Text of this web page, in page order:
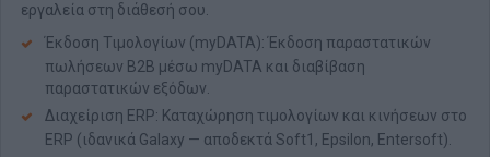
εργαλεία στη διάθεσή σου.
Έκδοση Τιμολογίων (myDATA): Έκδοση παραστατικών
πωλήσεων B2B μέσω myDATA και διαβίβαση
παραστατικών εξόδων.
Διαχείριση ERP: Καταχώρηση τιμολογίων και κινήσεων στο
ERP (ιδανικά Galaxy — αποδεκτά Soft1, Epsilon, Entersoft).